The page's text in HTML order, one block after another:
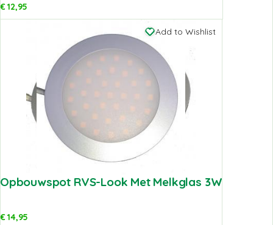
€12,95
Add to Wishlist
Opbouwspot RVS-Look Met Melkglas 3W
€14,95